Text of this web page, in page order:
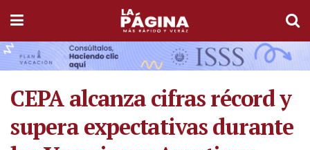
CEPA alcanza cifras récord y
supera expectativas durante